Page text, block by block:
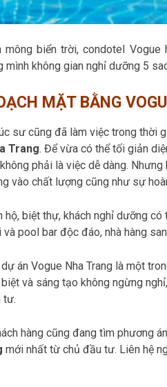
mông biển trời, condotel
mình không gian nghỉ dưỡng 5
MẶT BẰNG
sư cũng đã làm việc trong thời
Trang. Để vừa có thể tối giản
phải là việc dễ dàng.
vào chất lượng cũng như sự
hộ, biệt thự, khách nghỉ dưỡng
và pool bar độc đáo, nhà hàng
dự án Vogue Nha Trang là một
và sáng tạo không ngừng
tư.
hàng cũng đang tìm phương
mới nhất từ chủ đầu tư. Liên hệ